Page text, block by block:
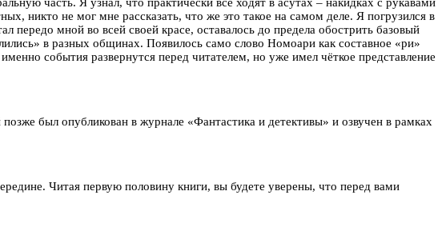
никто не мог мне рассказать, что же это такое на самом деле. Я погрузился в
мной во всей своей красе, оставалось до предела обострить базовый
в разных общинах. Появилось само слово Номоари как составное «ри»
события развернутся перед читателем, но уже имел чёткое представление
был опубликован в журнале «Фантастика и детективы» и озвучен в рамках
Читая первую половину книги, вы будете уверены, что перед вами